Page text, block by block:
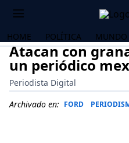
HOME POLÍTICA MUNDO
Atacan con
un periódico
Periodista Digital
Archivado en: FORD